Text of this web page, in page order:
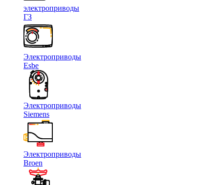
электроприводы
ГЗ
Электроприводы
Esbe
Электроприводы
Siemens
Электроприводы
Broen